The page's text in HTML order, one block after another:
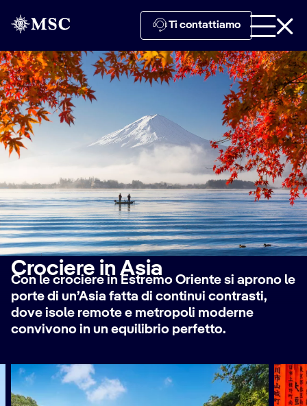
Ti contattiamo
Crociere in Asia
Con le crociere in Estremo Oriente si aprono le
porte di un’Asia fatta di continui contrasti,
dove isole remote e metropoli moderne
convivono in un equilibrio perfetto.